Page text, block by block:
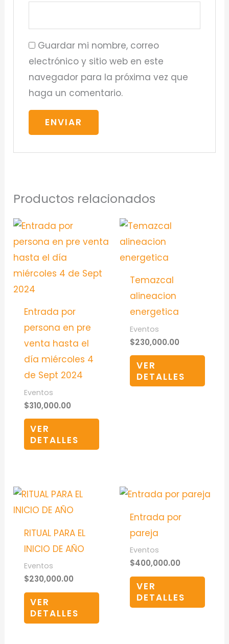
Guardar mi nombre, correo
electrónico y sitio web en este
navegador para la próxima vez que
haga un comentario.
Productos relacionados
Entrada por
persona en pre
venta hasta el
día miércoles 4
de Sept 2024
Eventos
$310,000.00
VER
DETALLES
Temazcal
alineacion
energetica
Eventos
$230,000.00
VER
DETALLES
RITUAL PARA EL
INICIO DE AÑO
Eventos
$230,000.00
VER
DETALLES
Entrada por
pareja
Eventos
$400,000.00
VER
DETALLES